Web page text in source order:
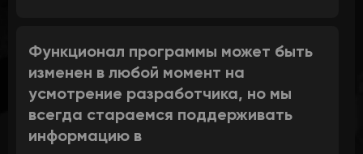
Функционал программы может быть
изменен в любой момент на
усмотрение разработчика, но мы
всегда стараемся поддерживать
информацию в